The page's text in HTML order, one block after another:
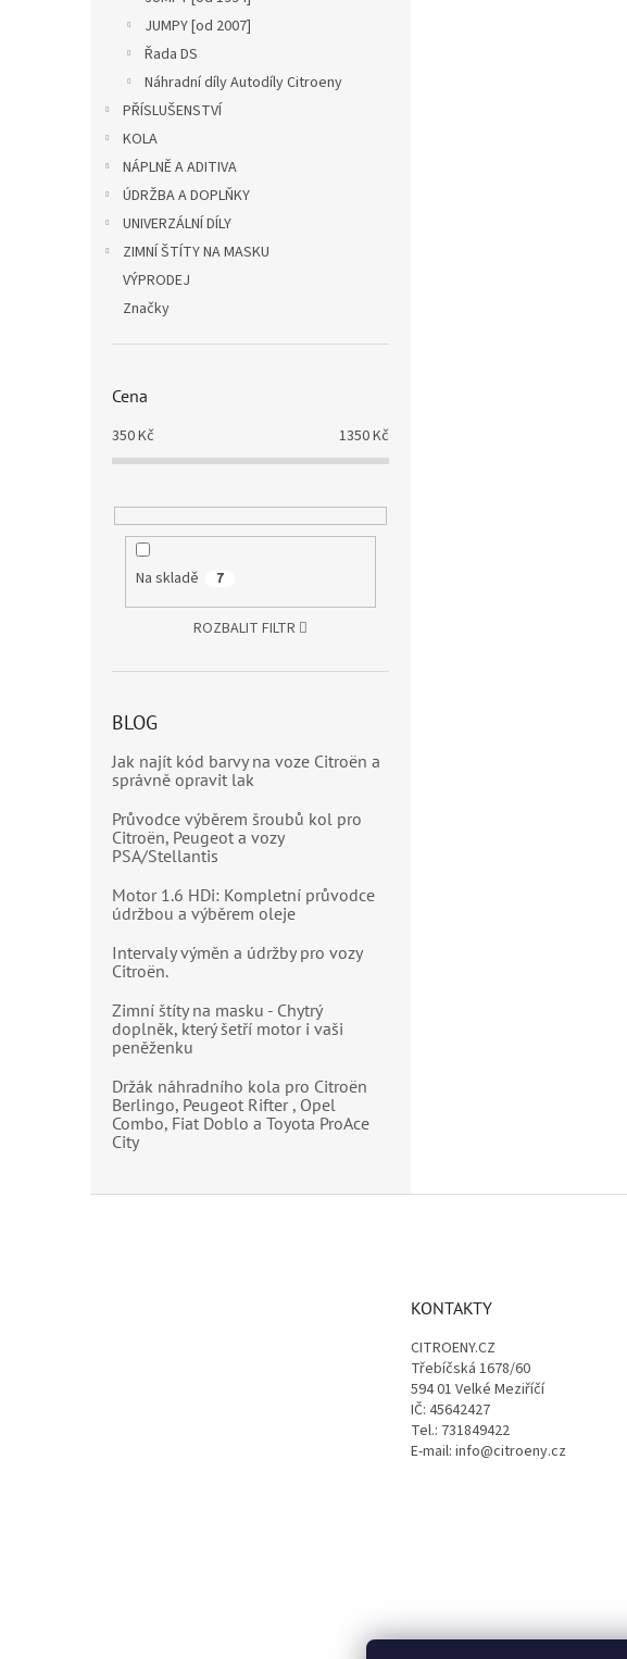
JUMPY [od 2007]
Řada DS
Náhradní díly Autodíly Citroeny
PŘÍSLUŠENSTVÍ
KOLA
NÁPLNĚ A ADITIVA
ÚDRŽBA A DOPLŇKY
UNIVERZÁLNÍ DÍLY
ZIMNÍ ŠTÍTY NA MASKU
VÝPRODEJ
Značky
Cena
350Kč 1350Kč
Na skladě 7
ROZBALIT FILTR
BLOG
Jak najít kód barvy na voze Citroën a
správně opravit lak
Průvodce výběrem šroubů kol pro
Citroën, Peugeot a vozy
PSA/Stellantis
Motor 1.6 HDi: Kompletní průvodce
údržbou a výběrem oleje
Intervaly výměn a údržby pro vozy
Citroën.
Zimní štíty na masku - Chytrý
doplněk, který šetří motor i vaši
peněženku
Držák náhradního kola pro Citroën
Berlingo, Peugeot Rifter , Opel
Combo, Fiat Doblo a Toyota ProAce
City
KONTAKTY
CITROENY.CZ
Třebíčská 1678/60
594 01 Velké Meziříčí
IČ: 45642427
Tel.: 731849422
E-mail: info@citroeny.cz